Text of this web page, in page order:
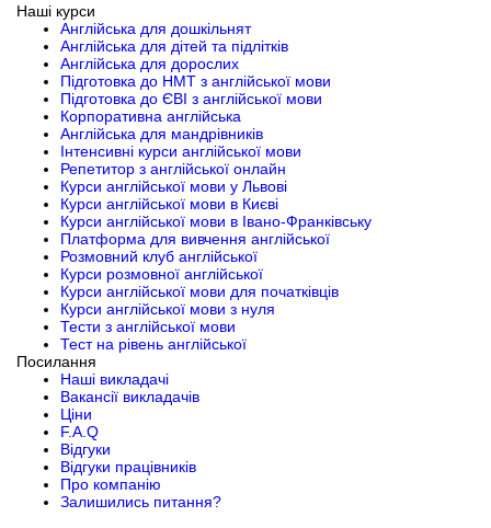
Наші курси
Англійська для дошкільнят
Англійська для дітей та підлітків
Англійська для дорослих
Підготовка до НМТ з англійської мови
Підготовка до ЄВІ з англійської мови
Корпоративна англійська
Англійська для мандрівників
Інтенсивні курси англійської мови
Репетитор з англійської онлайн
Курси англійської мови у Львові
Курси англійської мови в Києві
Курси англійської мови в Івано-Франківську
Платформа для вивчення англійської
Розмовний клуб англійської
Курси розмовної англійської
Курси англійської мови для початківців
Курси англійської мови з нуля
Тести з англійської мови
Тест на рівень англійської
Посилання
Наші викладачі
Вакансії викладачів
Ціни
F.A.Q
Відгуки
Відгуки працівників
Про компанію
Залишились питання?